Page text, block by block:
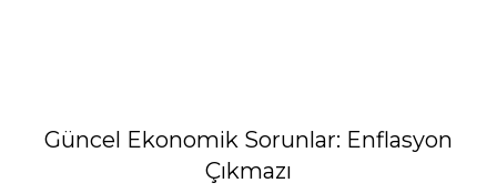
Güncel Ekonomik Sorunlar: Enflasyon
Çıkmazı